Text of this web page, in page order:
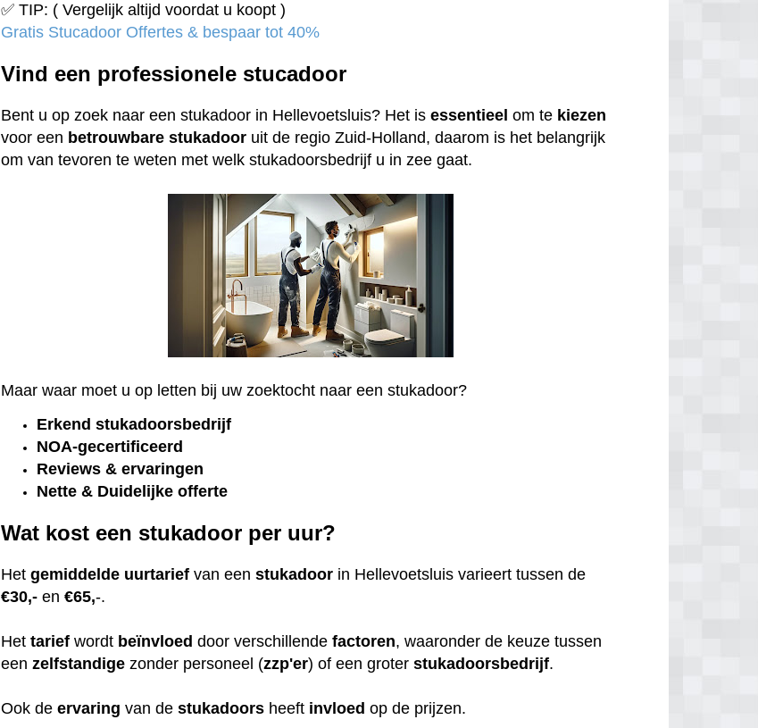
✅ TIP: ( Vergelijk altijd voordat u koopt )
Gratis Stucadoor Offertes & bespaar tot 40%
Vind een professionele stucadoor
Bent u op zoek naar een stukadoor in Hellevoetsluis? Het isessentieel om te kiezen
voor een betrouwbare stukadoor uit de regio Zuid-Holland, daarom is het belangrijk
om van tevoren te weten met welk stukadoorsbedrijf u in zee gaat.
Maar waar moet u op letten bij uw zoektocht naar een stukadoor?
Erkend stukadoorsbedrijf
NOA-gecertificeerd
Reviews & ervaringen
Nette & Duidelijke offerte
Wat kost een stukadoor per uur?
Hetgemiddelde uurtarief van eenstukadoor in Hellevoetsluis varieert tussen de
€30,- en€65,-.
Hettarief wordt beïnvloed door verschillendefactoren, waaronder de keuze tussen
eenzelfstandige zonder personeel (zzp'er) of een groterstukadoorsbedrijf.
Ook deervaring van destukadoors heeft invloed op de prijzen.